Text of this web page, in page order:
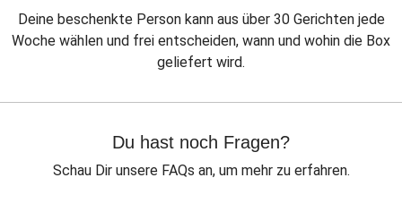
Deine beschenkte Person kann aus über 30 Gerichten jede
Woche wählen und frei entscheiden, wann und wohin die Box
geliefert wird.
Du hast noch Fragen?
Schau Dir unsere FAQs an, um mehr zu erfahren.